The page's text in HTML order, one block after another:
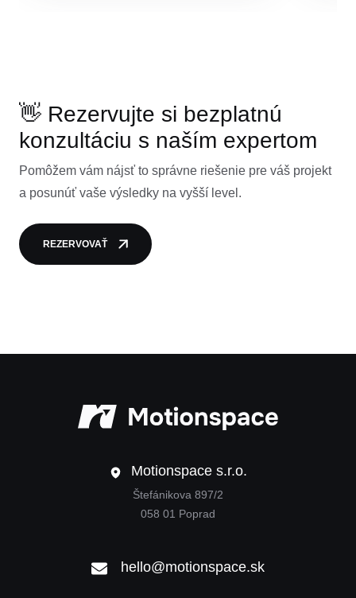
👋 Rezervujte si bezplatnú
konzultáciu s naším expertom
Pomôžem vám nájsť to správne riešenie pre váš projekt
a posunúť vaše výsledky na vyšší level.
REZERVOVAŤ
Motionspace s.r.o.
Štefánikova 897/2
058 01 Poprad
hello@motionspace.sk